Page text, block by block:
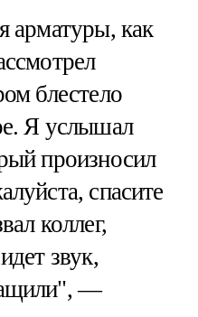
арматуры, как
блестело
Я услышал
произносил
спасите
коллег,
звук,
—